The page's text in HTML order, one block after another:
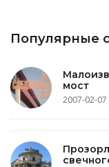
Популярные
мост
2007-02-07